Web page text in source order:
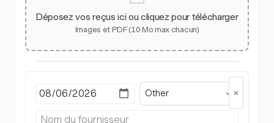
Déposez vos reçus ici ou cliquez pour télécharger
Images et PDF (10 Mo max chacun)
Other